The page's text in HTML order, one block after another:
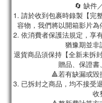
🔄 缺件
1. 請於收到包裹時錄製【完
容物，我們將以開箱影片為
2. 依消費者保護法規定，享
猶豫期並非
退貨商品須保持【全新未拆
贈品、保證書
🔺若有缺漏或
3. 已拆封之商品，均不接受
收